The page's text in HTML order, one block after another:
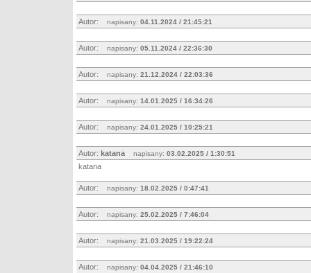
Autor: napisany: 04.11.2024 / 21:45:21
Autor: napisany: 05.11.2024 / 22:36:30
Autor: napisany: 21.12.2024 / 22:03:36
Autor: napisany: 14.01.2025 / 16:34:26
Autor: napisany: 24.01.2025 / 10:25:21
Autor: katana napisany: 03.02.2025 / 1:30:51
katana
Autor: napisany: 18.02.2025 / 0:47:41
Autor: napisany: 25.02.2025 / 7:46:04
Autor: napisany: 21.03.2025 / 19:22:24
Autor: napisany: 04.04.2025 / 21:46:10